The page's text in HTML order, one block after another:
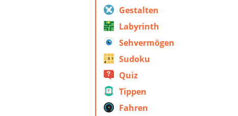
Gestalten
Labyrinth
Sehvermögen
Sudoku
Quiz
Tippen
Fahren